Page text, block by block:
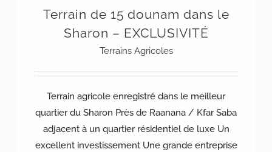
Terrain de 15 dounam dans le
Sharon – EXCLUSIVITÉ
Terrains Agricoles
Terrain agricole enregistré dans le meilleur
quartier du Sharon Près de Raanana / Kfar Saba
adjacent à un quartier résidentiel de luxe Un
excellent investissement Une grande entreprise